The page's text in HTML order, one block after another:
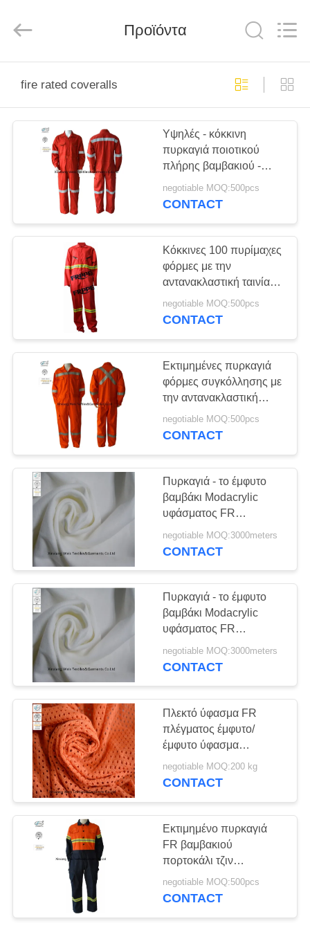
ΠΡΟΪΌΝΤΑ
ΠΕΡΊΠΟΥ
ΕΜΕΊΣ
ΓΎΡΟΣ
ΕΡΓΟΣΤΑΣΊΩΝ
ΠΟΙΟΤΙΚΌΣ
ΈΛΕΓΧΟΣ
ΜΑΣ
ΕΛΆΤΕ
ΕΠΑΦΉ
ΜΕ
ΖΗΤΉΣΤΕ
ΈΝΑ
ΑΠΌΣΠΑΣΜΑ
SITEMAP
PRIVACY
POLICY
Co.Ltd.
Προϊόντα
fire rated coveralls
Υψηλές - κόκκινη
πυρκαγιά ποιοτικού
πλήρης βαμβακιού -
φόρμες καθυστερούντω/
φόρμες ασφάλειας FR
ανακλαστήρων και
μετάλλων
negotiable MOQ:500pcs
CONTACT
Κόκκινες 100 πυρίμαχες
φόρμες με την
αντανακλαστική ταινία
για τον οξυγονοκολλητή
Workwear
negotiable MOQ:500pcs
CONTACT
Εκτιμημένες πυρκαγιά
φόρμες συγκόλλησης με
την αντανακλαστική
ταινία
negotiable MOQ:500pcs
CONTACT
Πυρκαγιά - το έμφυτο
βαμβάκι Modacrylic
υφάσματος FR
καθυστερούντω πλέκει
το ενιαίο Τζέρσεϋ για το
negotiable MOQ:3000meters
CONTACT
Πυρκαγιά - το έμφυτο
βαμβάκι Modacrylic
υφάσματος FR
καθυστερούντω πλέκει
negotiable MOQ:3000meters
CONTACT
Πλεκτό ύφασμα FR
πλέγματος έμφυτο/
έμφυτο ύφασμα
πυρίμαχων υλικών για
την ασφάλεια Workwear
negotiable MOQ:200 kg
CONTACT
Εκτιμημένο πυρκαγιά
FR βαμβακιού
πορτοκάλι τζιν
βαμβακιού φορμών
δίχρωμο μπλε ναυτικό
negotiable MOQ:500pcs
CONTACT